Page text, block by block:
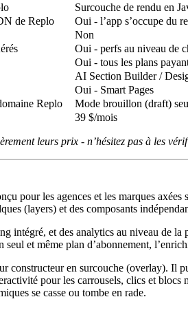
Surcouche de rendu en
de Replo Oui - l’app s’occupe du
Non
Oui - perfs au niveau de
Oui - tous les plans
AI Section Builder /
Oui - Smart Pages
Replo Mode brouillon (draft)
39 $/mois
leurs prix - n’hésitez pas à les
pour les agences et les marques axées
(layers) et des composants
intégré, et des analytics au niveau de
et même plan d’abonnement,
constructeur en surcouche (overlay).
pour les carrousels, clics et
se casse ou tombe en rade.